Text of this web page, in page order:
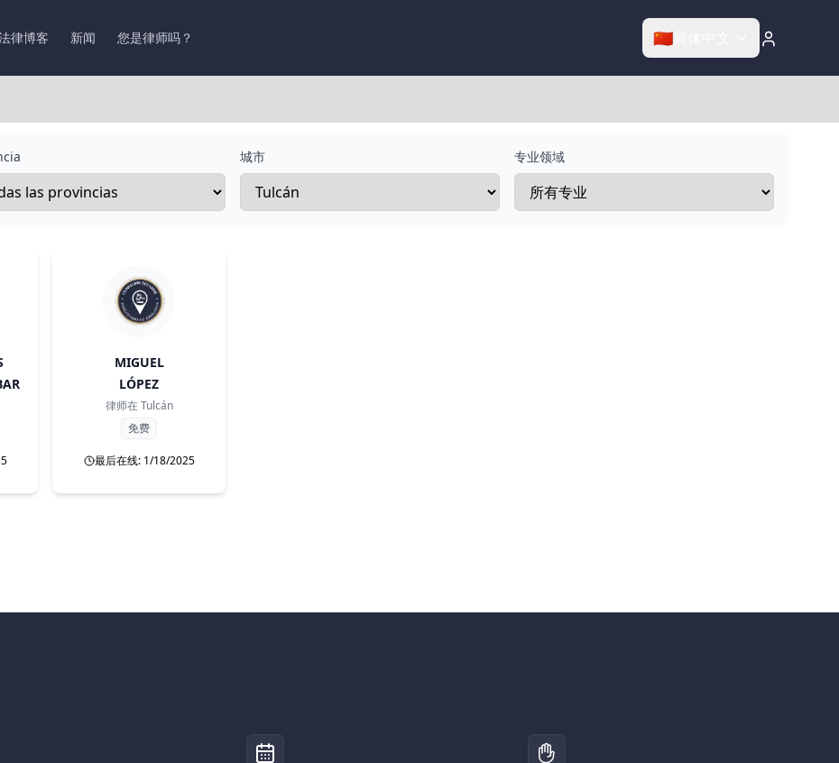
律博客 新闻 您是律师吗？ 🇨🇳
城市 专业领域
MIGUEL
LÓPEZ
律师在 Tulcán
免费
最后在线: 1/18/2025